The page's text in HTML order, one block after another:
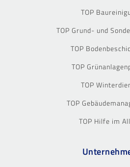
TOP
TOP Grund- und
TOP
TOP
TOP
TOP
TOP Hilfe im